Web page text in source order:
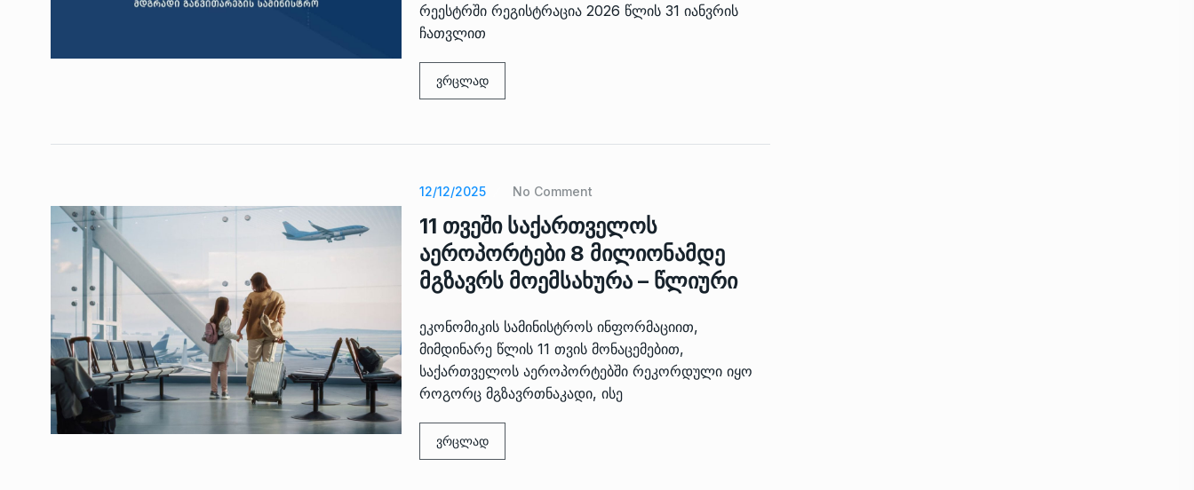
რეესტრში რეგისტრაცია 2026 წლის 31 იანვრის
ჩათვლით
ვრცლად
12/12/2025 No Comment
11 თვეში საქართველოს
აეროპორტები 8 მილიონამდე
მგზავრს მოემსახურა – წლიური
ეკონომიკის სამინისტროს ინფორმაციით,
მიმდინარე წლის 11 თვის მონაცემებით,
საქართველოს აეროპორტებში რეკორდული იყო
როგორც მგზავრთნაკადი, ისე
ვრცლად